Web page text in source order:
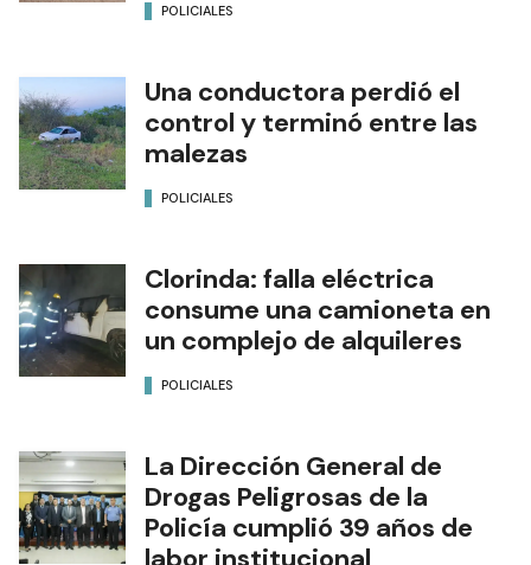
POLICIALES
Una conductora perdió el
control y terminó entre las
malezas
POLICIALES
Clorinda: falla eléctrica
consume una camioneta en
un complejo de alquileres
POLICIALES
La Dirección General de
Drogas Peligrosas de la
Policía cumplió 39 años de